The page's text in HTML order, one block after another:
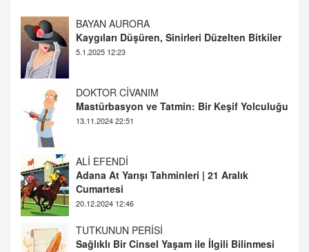
DOKTOR CİVANIM
Mastürbasyon ve Tatmin: Bir Keşif Yolculuğu
13.11.2024 22:51
ALİ EFENDİ
Adana At Yarışı Tahminleri | 21 Aralık
Cumartesi
TUTKUNUN PERİSİ
Sağlıklı Bir Cinsel Yaşam ile İlgili Bilinmesi
Gerekenler
08.11.2024 13:16
FARUK ÖNALAN
Tezkere Onaylanmasaydı…